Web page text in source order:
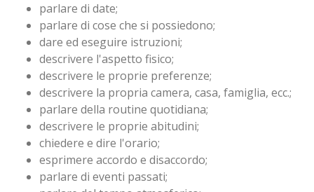
parlare di date;
parlare di cose che si possiedono;
dare ed eseguire istruzioni;
descrivere l'aspetto fisico;
descrivere le proprie preferenze;
descrivere la propria camera, casa, famiglia, ecc.;
parlare della routine quotidiana;
descrivere le proprie abitudini;
chiedere e dire l'orario;
esprimere accordo e disaccordo;
parlare di eventi passati;